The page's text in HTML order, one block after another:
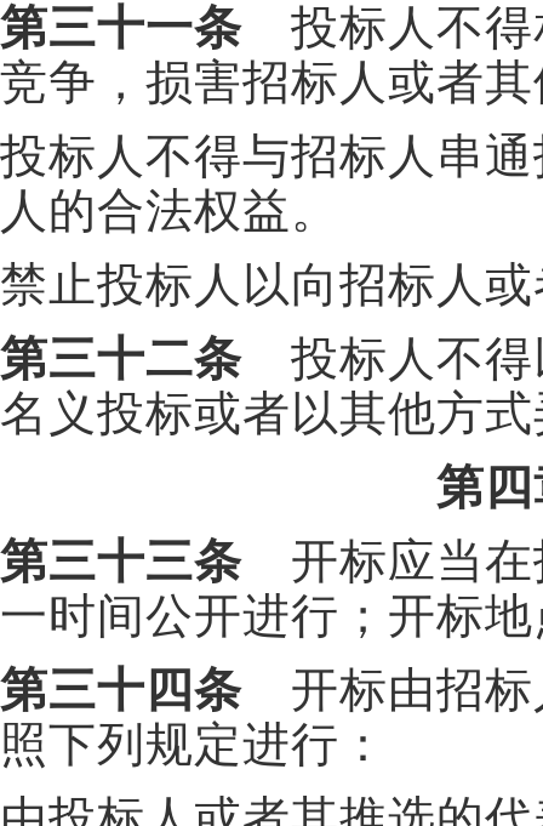
第三十一条 投标人不得
竞争，损害招标人或者
投标人不得与招标人串
人的合法权益。
禁止投标人以向招标人
第三十二条 投标人不得
名义投标或者以其他方
第
第三十三条 开标应当在
一时间公开进行；开标
第三十四条 开标由招标
照下列规定进行：